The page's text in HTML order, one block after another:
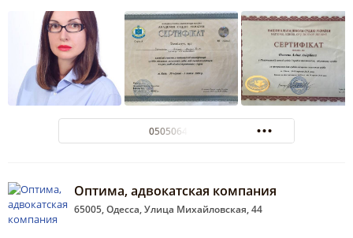
0505064272
Оптима, адвокатская компания
65005, Одесса, Улица Михайловская, 44